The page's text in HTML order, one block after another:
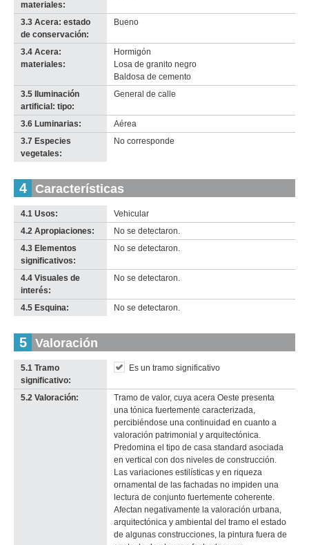
materiales:
3.3 Acera: estado
de conservación:
Bueno
3.4 Acera:
materiales:
Hormigón
Losa de granito negro
Baldosa de cemento
3.5 Iluminación
artificial: tipo:
General de calle
3.6 Luminarias:
Aérea
3.7 Especies
vegetales:
No corresponde
4 Características
4.1 Usos:
Vehicular
4.2 Apropiaciones:
No se detectaron.
4.3 Elementos
significativos:
No se detectaron.
4.4 Visuales de
interés:
No se detectaron.
4.5 Esquina: No se detectaron.
5 Valoración
5.1 Tramo
significativo:
Es un tramo significativo
5.2 Valoración:
Tramo de valor, cuya acera Oeste presenta
una tónica fuertemente caracterizada,
percibiéndose una continuidad en cuanto a
valoración patrimonial y arquitectónica.
Predomina el tipo de casa standard asociada
en vertical con dos niveles de construcción.
Las variaciones estilísticas y en riqueza
ornamental de las fachadas no impiden una
lectura de conjunto fuertemente coherente.
Afectan negativamente la valoración urbana,
arquitectónica y ambiental del tramo el estado
de algunas construcciones, la pintura fuera de